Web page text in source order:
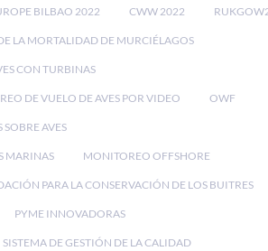
BILBAO 2022 CWW 2022
LA MORTALIDAD DE MURCIÉLAGOS
CON TURBINAS
DE VUELO DE AVES POR VIDEO OWF
SOBRE AVES
MARINAS MONITOREO OFFSHORE
PARA LA CONSERVACIÓN DE LOS BUITRES
PYME INNOVADORAS
SISTEMA DE GESTIÓN DE LA CALIDAD